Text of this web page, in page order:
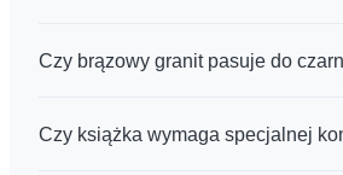
Czy brązowy granit pasuje do
Czy książka wymaga specjalnej